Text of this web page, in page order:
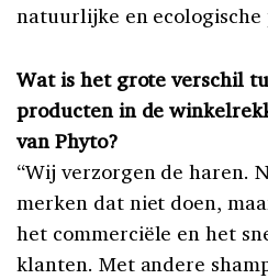
natuurlijke en ecologische
Wat is het grote verschil
producten in de
van Phyto?
“Wij verzorgen de haren.
merken dat niet doen,
het commerciële en het
klanten. Met andere